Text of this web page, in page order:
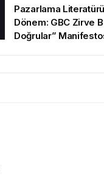
Pazarlama
Dönem: GBC Zirve
Doğrular”